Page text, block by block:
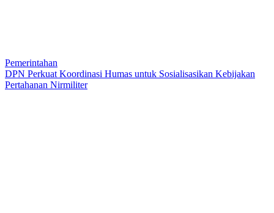
Pemerintahan
DPN Perkuat Koordinasi Humas untuk Sosialisasikan Kebijakan
Pertahanan Nirmiliter